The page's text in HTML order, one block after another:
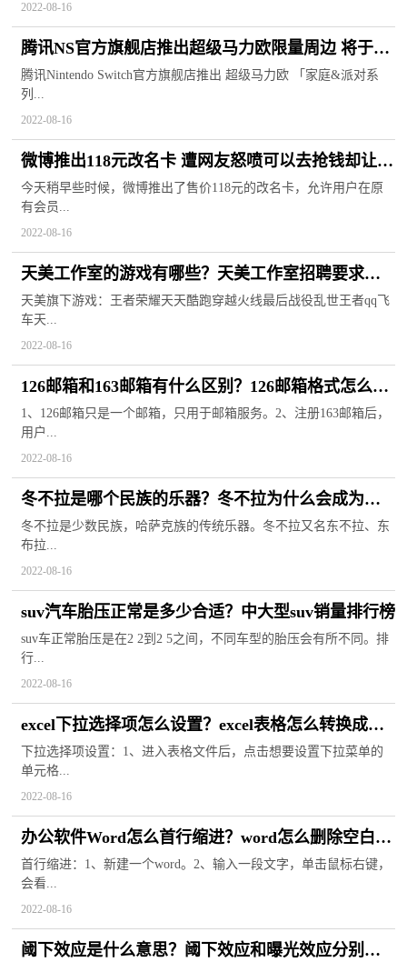
2022-08-16
腾讯NS官方旗舰店推出超级马力欧限量周边 将于8
月18日开售
腾讯Nintendo Switch官方旗舰店推出 超级马力欧 「家庭&派对系
列...
2022-08-16
微博推出118元改名卡 遭网友怒喷可以去抢钱却让用
户修改昵称
今天稍早些时候，微博推出了售价118元的改名卡，允许用户在原
有会员...
2022-08-16
天美工作室的游戏有哪些？天美工作室招聘要求是
什么？
天美旗下游戏：王者荣耀天天酷跑穿越火线最后战役乱世王者qq飞
车天...
2022-08-16
126邮箱和163邮箱有什么区别？126邮箱格式怎么写
才正确？
1、126邮箱只是一个邮箱，只用于邮箱服务。2、注册163邮箱后，
用户...
2022-08-16
冬不拉是哪个民族的乐器？冬不拉为什么会成为非
遗？
冬不拉是少数民族，哈萨克族的传统乐器。冬不拉又名东不拉、东
布拉...
2022-08-16
suv汽车胎压正常是多少合适？中大型suv销量排行榜
suv车正常胎压是在2 2到2 5之间，不同车型的胎压会有所不同。排
行...
2022-08-16
excel下拉选择项怎么设置？excel表格怎么转换成
word文档？
下拉选择项设置：1、进入表格文件后，点击想要设置下拉菜单的
单元格...
2022-08-16
办公软件Word怎么首行缩进？word怎么删除空白页
没有光标？
首行缩进：1、新建一个word。2、输入一段文字，单击鼠标右键，
会看...
2022-08-16
阈下效应是什么意思？阈下效应和曝光效应分别指